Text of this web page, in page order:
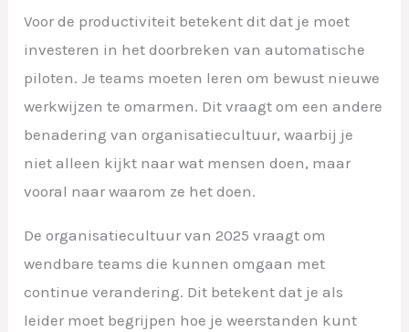
Voor de productiviteit betekent dit dat je moet
investeren in het doorbreken van automatische
piloten. Je teams moeten leren om bewust nieuwe
werkwijzen te omarmen. Dit vraagt om een andere
benadering van organisatiecultuur, waarbij je
niet alleen kijkt naar wat mensen doen, maar
vooral naar waarom ze het doen.
De organisatiecultuur van 2025 vraagt om
wendbare teams die kunnen omgaan met
continue verandering. Dit betekent dat je als
leider moet begrijpen hoe je weerstanden kunt